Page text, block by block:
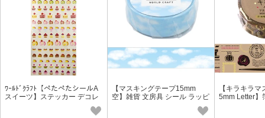
★★ 年間イベント - オススメ商品 ★★
・『2023カレンダー 2023ダイアリー』
・『2022新作予約 新柄マスキングテープ』
ﾜｰﾙﾄﾞｸﾗﾌﾄ【ぺたぺたシールA
スイーツ】ステッカー デコレ
ーション レター お菓子 ケーキ
【マスキングテープ15mm
空】雑貨 文房具 シール ラッピ
【キラキラ
5mm Letter】